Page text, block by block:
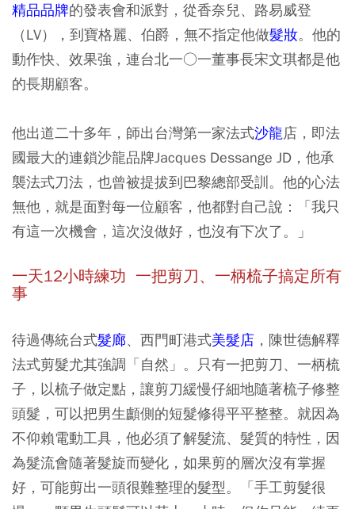
精品品牌的發表會和派對，從香奈兒、路易威登
（LV），到寶格麗、伯爵，無不指定他做髮妝。他的
動作快、效果強，連台北一○一董事長宋文琪都是他
的長期顧客。
他出道二十多年，師出台灣第一家法式沙龍店，即法
國最大的連鎖沙龍品牌Jacques Dessange JD，他承
襲法式刀法，也曾被提拔到巴黎總部受訓。他的心法
無他，就是面對每一位顧客，他都對自己說：「我只
有這一次機會，這次沒做好，也沒有下次了。」
一天12小時練功 一把剪刀、一柄梳子搞定所有
事
待過傳統台式髮廊、西門町港式美髮店 ，陳世德解釋
法式剪髮尤其強調「自然」。只有一把剪刀、一柄梳
子，以梳子做定點，讓剪刀緩慢仔細地隨著梳子修整
頭髮，可以把男生顱側的短髮修得平平整整。就因為
不仰賴電動工具，他必須了解髮流、髮質的特性，因
為髮流會隨著髮旋而變化，如果剪的層次沒有掌握
好，可能剪出一頭很難整理的髮型。「手工剪髮很